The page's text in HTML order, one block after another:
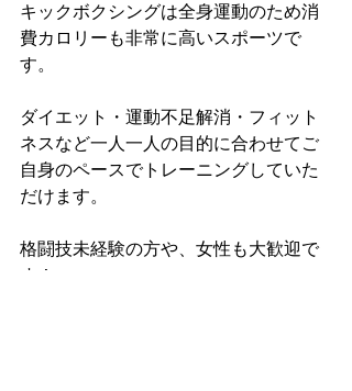
キックボクシングは全身運動のため消
費カロリーも非常に高いスポーツで
す。
ダイエット・運動不足解消・フィット
ネスなど一人一人の目的に合わせてご
自身のペースでトレーニングしていた
だけます。
格闘技未経験の方や、女性も大歓迎で
す！